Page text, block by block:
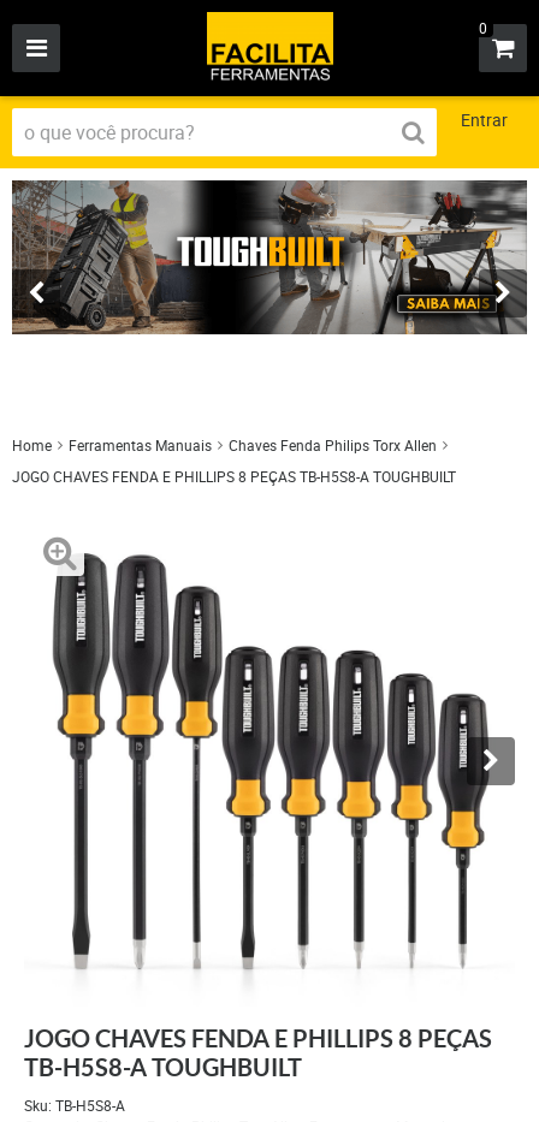
0
Entrar
Home Ferramentas Manuais
Chaves Fenda Philips Torx Allen
JOGO CHAVES FENDA E PHILLIPS 8 PEÇAS TB-H5S8-A TOUGHBUILT
JOGO CHAVES FENDA E PHILLIPS 8 PEÇAS
TB-H5S8-A TOUGHBUILT
Sku: TB-H5S8-A